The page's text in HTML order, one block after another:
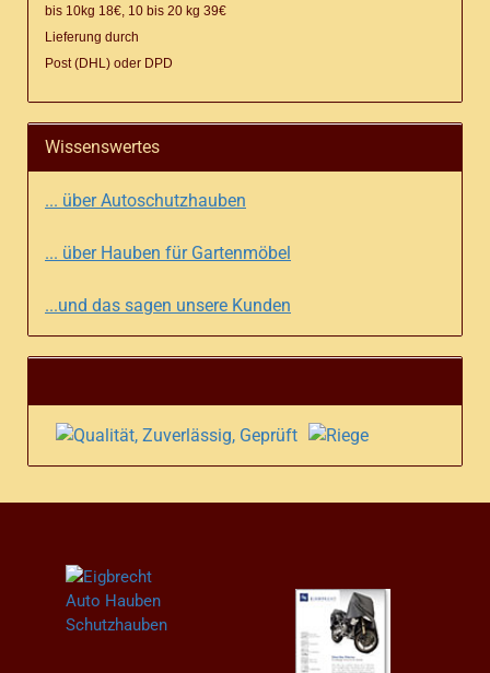
bis 10kg 18€, 10 bis 20 kg 39€
Lieferung durch
Post (DHL) oder DPD
Wissenswertes
... über Autoschutzhauben
... über Hauben für Gartenmöbel
...und das sagen unsere Kunden